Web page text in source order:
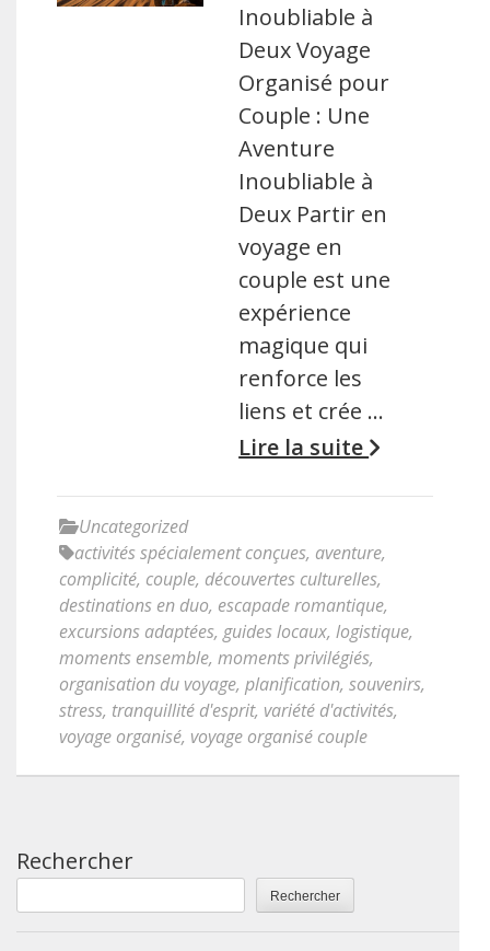
Inoubliable à
Deux Voyage
Organisé pour
Couple : Une
Aventure
Inoubliable à
Deux Partir en
voyage en
couple est une
expérience
magique qui
renforce les
liens et crée …
Lire la suite
Uncategorized
activités spécialement conçues, aventure,
complicité, couple, découvertes culturelles,
destinations en duo, escapade romantique,
excursions adaptées, guides locaux, logistique,
moments ensemble, moments privilégiés,
organisation du voyage, planification, souvenirs,
stress, tranquillité d'esprit, variété d'activités,
voyage organisé, voyage organisé couple
Rechercher
Rechercher